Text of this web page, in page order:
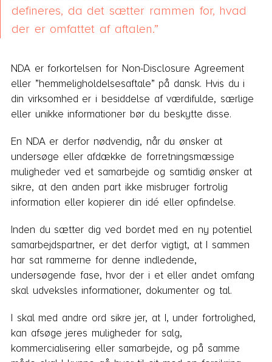
defineres, da det sætter rammen for, hvad
der er omfattet af aftalen.
NDA er forkortelsen for Non-Disclosure Agreement
eller ”hemmeligholdelsesaftale” på dansk. Hvis du i
din virksomhed er i besiddelse af værdifulde, særlige
eller unikke informationer bør du beskytte disse.
En NDA er derfor nødvendig, når du ønsker at
undersøge eller afdække de forretningsmæssige
muligheder ved et samarbejde og samtidig ønsker at
sikre, at den anden part ikke misbruger fortrolig
information eller kopierer din idé eller opfindelse.
Inden du sætter dig ved bordet med en ny potentiel
samarbejdspartner, er det derfor vigtigt, at I sammen
har sat rammerne for denne indledende,
undersøgende fase, hvor der i et eller andet omfang
skal udveksles informationer, dokumenter og tal.
I skal med andre ord sikre jer, at I, under fortrolighed,
kan afsøge jeres muligheder for salg,
kommercialisering eller samarbejde, og på samme